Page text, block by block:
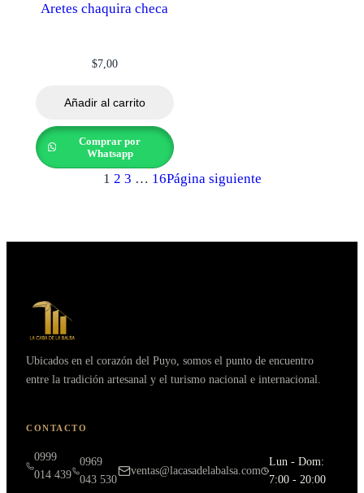
Aretes chaquira checa
$7,00
Añadir al carrito
Comprar por
Whatsapp
1 2 3 … 16Página siguiente
Ubicados en el corazón del Puyo, somos el punto de encuentro
entre la tradición artesanal y el turismo nacional e internacional.
CONTACTO
0999
014 439
0969
043 530
ventas@lacasadelabalsa.com
Lun - Dom:
7:00 - 20:00